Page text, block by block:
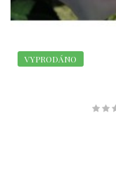
VYPRODÁNO